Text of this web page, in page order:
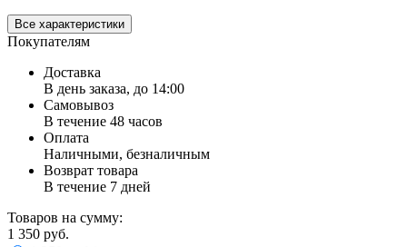
Все характеристики
Покупателям
Доставка
В день заказа, до 14:00
Самовывоз
В течение 48 часов
Оплата
Наличными, безналичным
Возврат товара
В течение 7 дней
Товаров на сумму:
1 350 руб.